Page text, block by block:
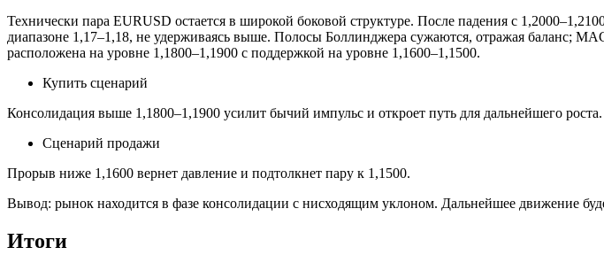
Технически пара EURUSD остается в широкой боковой структуре. После падения с
диапазоне 1,17–1,18, не удерживаясь выше. Полосы Боллинджера сужаются, отражая баланс;
расположена на уровне 1,1800–1,1900 с поддержкой на уровне 1,1600–1,1500.
Купить сценарий
Консолидация выше 1,1800–1,1900 усилит бычий импульс и откроет путь для дальнейшего роста.
Сценарий продажи
Прорыв ниже 1,1600 вернет давление и подтолкнет пару к 1,1500.
Вывод: рынок находится в фазе консолидации с нисходящим уклоном. Дальнейшее движение
Итоги